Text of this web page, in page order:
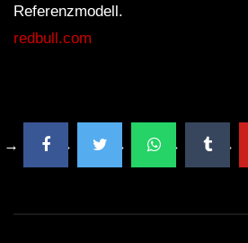
Referenzmodell.
redbull.com